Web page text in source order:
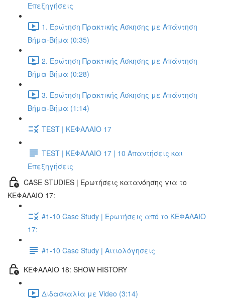
Επεξηγήσεις
1. Ερώτηση Πρακτικής Άσκησης με Απάντηση
Βήμα-Βήμα (0:35)
2. Ερώτηση Πρακτικής Άσκησης με Απάντηση
Βήμα-Βήμα (0:28)
3. Ερώτηση Πρακτικής Άσκησης με Απάντηση
Βήμα-Βήμα (1:14)
TEST | ΚΕΦΑΛΑΙΟ 17
TEST | ΚΕΦΑΛΑΙΟ 17 | 10 Απαντήσεις και
Επεξηγήσεις
CASE STUDIES | Ερωτήσεις κατανόησης για το
ΚΕΦΑΛΑΙΟ 17:
#1-10 Case Study | Ερωτήσεις από το ΚΕΦΑΛΑΙΟ
17:
#1-10 Case Study | Αιτιολόγησεις
ΚΕΦΑΛΑΙΟ 18: SHOW HISTORY
Διδασκαλία με Video (3:14)